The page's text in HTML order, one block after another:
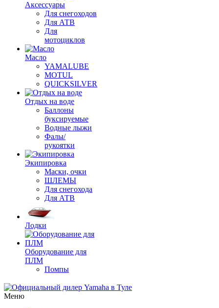
Аксессуары
Для снегоходов
Для АТВ
Для
мотоциклов
Масло
YAMALUBE
MOTUL
QUICKSILVER
Отдых на воде
Баллоны
буксируемые
Водные лыжи
Фалы/
рукоятки
Экипировка
Маски, очки
ШЛЕМЫ
Для снегохода
Для АТВ
Лодки
Оборудование для
ПЛМ
Помпы
Меню